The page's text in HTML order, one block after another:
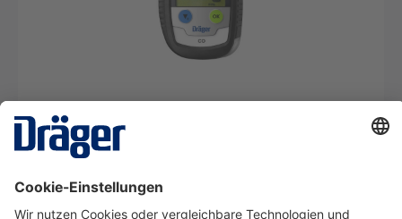
Gaswarngerät Pac 6500 CO
SRM11904
Ab € 3,21* pro Tag